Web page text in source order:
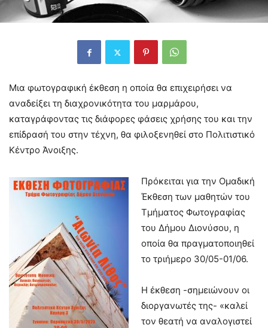
Μια φωτογραφική έκθεση η οποία θα επιχειρήσει να
αναδείξει τη διαχρονικότητα του μαρμάρου,
καταγράφοντας τις διάφορες φάσεις χρήσης του και την
επίδρασή του στην τέχνη, θα φιλοξενηθεί στο Πολιτιστικό
Κέντρο Άνοιξης.
Πρόκειται για την Ομαδική
Έκθεση των μαθητών του
Τμήματος Φωτογραφίας
του Δήμου Διονύσου, η
οποία θα πραγματοποιηθεί
το τριήμερο 30/05-01/06.
Η έκθεση -σημειώνουν οι
διοργανωτές της- «καλεί
τον θεατή να αναλογιστεί